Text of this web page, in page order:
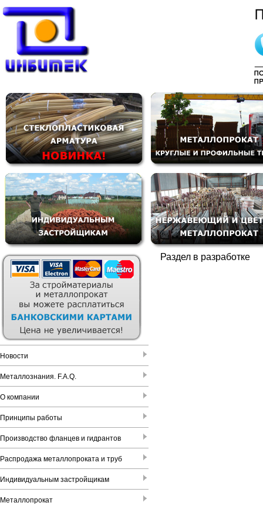
Новости
Металлознания. F.A.Q.
О компании
Принципы работы
Производство фланцев и гидрантов
Распродажа металлопроката и труб
Индивидуальным застройщикам
Металлопрокат
Раздел в разработке